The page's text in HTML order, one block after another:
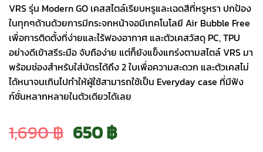
VRS รุ่น Modern GO เคสสไตล์เรียบหรูและเฉดสีที่หรูหรา ปกป้อง
ในทุกๆด้านด้วยการมีกระจกหน้าจอมีเทคโนโลยี Air Bubble Free
เพื่อการติดตั้งที่ง่ายและไร้ฟองอากาศ และตัวเคสวัสดุ PC, TPU
อย่างดีเข้าสรีระมือ จับถือง่าย แต่ก็ยังแข็งแกร่งตามสไตล์ VRS มา
พร้อมช่องสำหรับใส่บัตรได้ถึง 2 ใบเพื่อความสะดวก และตัวเคสไม่
ได้หนาจนเกินไปทำให้ผู้ใช้สามารถใช้เป็น Everyday case ที่มีฟัง
ก์ชั่นหลากหลายในตัวเดียวได้เลย
1,690฿ Original
650฿Current